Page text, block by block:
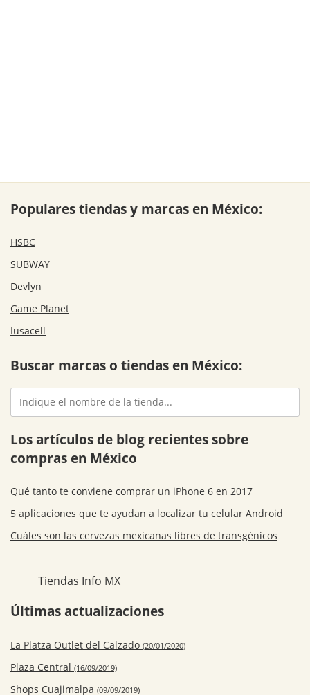
Populares tiendas y marcas en México:
HSBC
SUBWAY
Devlyn
Game Planet
Iusacell
Buscar marcas o tiendas en México:
Los artículos de blog recientes sobre
compras en México
Qué tanto te conviene comprar un iPhone 6 en 2017
5 aplicaciones que te ayudan a localizar tu celular Android
Cuáles son las cervezas mexicanas libres de transgénicos
Tiendas Info MX
Últimas actualizaciones
La Platza Outlet del Calzado (20/01/2020)
Plaza Central (16/09/2019)
Shops Cuajimalpa (09/09/2019)